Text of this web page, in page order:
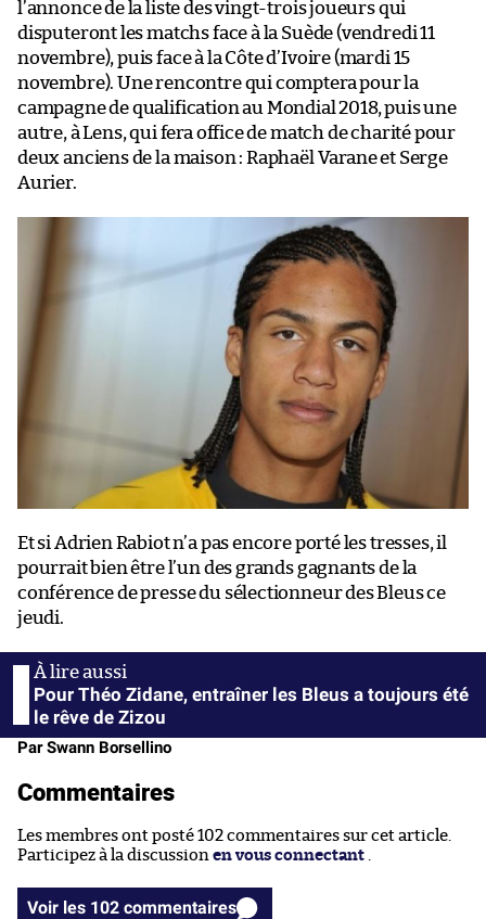
l’annonce de la liste des vingt-trois joueurs qui
disputeront les matchs face à la Suède (vendredi 11
novembre), puis face à la Côte d’Ivoire (mardi 15
novembre). Une rencontre qui comptera pour la
campagne de qualification au Mondial 2018, puis une
autre, à Lens, qui fera office de match de charité pour
deux anciens de la maison : Raphaël Varane et Serge
Aurier.
Et si Adrien Rabiot n’a pas encore porté les tresses, il
pourrait bien être l’un des grands gagnants de la
conférence de presse du sélectionneur des Bleus ce
jeudi.
Pour Théo Zidane, entraîner les Bleus a toujours été
le rêve de Zizou
Par Swann Borsellino
Commentaires
Les membres ont posté 102 commentaires sur cet article.
Participez à la discussion en vous connectant
Voir les 102 commentaires